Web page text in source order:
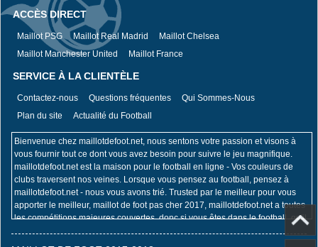
ACCÈS DIRECT
Maillot PSG Maillot Real Madrid
Maillot Chelsea
Maillot Manchester United
Maillot France
SERVICE À LA CLIENTÈLE
Contactez-nous Questions fréquentes
Qui Sommes-Nous
Plan du site
Actualité du Football
Bienvenue chez maillotdefoot.net, nous sentons votre passion et visons à
vous fournir tout ce dont vous avez besoin pour suivre le jeu magnifique.
maillotdefoot.net est la maison pour le football en ligne - Vos couleurs de
clubs traversent nos veines. Lorsque vous pensez au football, pensez à
maillotdefoot.net - nous vous avons trié. Trusted par le meilleur pour vous
apporter le meilleur, maillot de foot pas cher 2017, maillotdefoot.net a toutes
les compétitions majeures couvertes, donc si vous êtes dans le football, qu'il